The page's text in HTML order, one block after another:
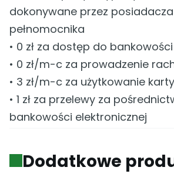
dokonywane przez
pełnomocnika
• 0 zł za dostęp do
• 0 zł/m-c za prowadzenie
• 3 zł/m-c za użytkowanie karty
• 1 zł za przelewy za
bankowości elektronicznej
Dodatkowe